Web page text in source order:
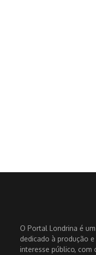
O Portal Londrina é
dedicado à produção
interesse público, com